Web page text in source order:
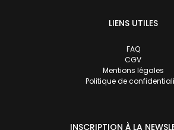
LIENS UTILES
FAQ
CGV
Mentions légales
Politique de
INSCRIPTION À LA